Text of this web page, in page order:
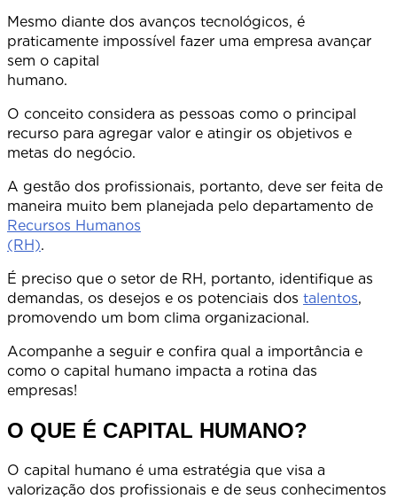
Mesmo diante dos avanços tecnológicos, é
praticamente impossível fazer uma empresa avançar
sem o capital
O conceito considera as pessoas como o principal
recurso para agregar valor e atingir os objetivos e
metas do negócio.
A gestão dos profissionais, portanto, deve ser feita de
maneira muito bem planejada pelo departamento de
Recursos Humanos
(RH)
É preciso que o setor de RH, portanto, identifique as
demandas, os desejos e os potenciais dos talentos,
promovendo um bom clima organizacional.
Acompanhe a seguir e confira qual a importância e
como o capital humano impacta a rotina das
empresas!
O QUE É CAPITAL HUMANO?
O capital humano é uma estratégia que visa a
valorização dos profissionais e de seus conhecimentos